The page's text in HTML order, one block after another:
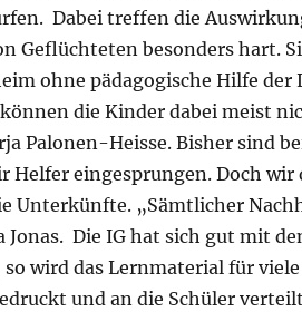
Dabei treffen die
Geflüchteten besonders hart.
ohne pädagogische Hilfe der
die Kinder dabei meist
Palonen-Heisse. Bisher sind
Helfer eingesprungen. Doch wir
Unterkünfte. „Sämtlicher
Jonas. Die IG hat sich gut mit
so wird das Lernmaterial für viele
und an die Schüler